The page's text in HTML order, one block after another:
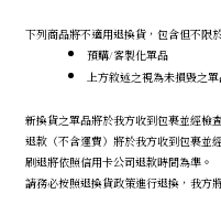
下列商品將不適用退換貨，包含但不限於
預購/客製化單品
上方敘述之視為未損毀之
新換貨之單品將於我方收到包裹並經檢
退款（不含運費）將於我方收到包裹並
刷退將依照信用卡公司退款時間為準。
請務必按照退換貨政策進行退換，我方